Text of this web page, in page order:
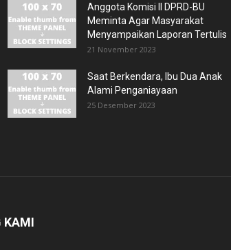
Anggota Komisi II DPRD-BU
Meminta Agar Masyarakat
Menyampaikan Laporan Tertulis
21 November 2023
Saat Berkendara, Ibu Dua Anak
Alami Penganiayaan
25 Desember 2023
KAMI